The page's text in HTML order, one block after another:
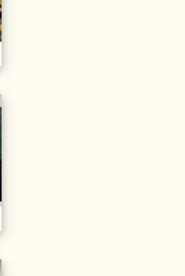
20211206校內語文競賽